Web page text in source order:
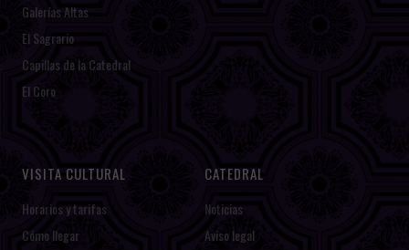
Galerías Altas
El Sagrario
Capillas de la Catedral
El Coro
VISITA CULTURAL
Horarios y tarifas
Cómo llegar
CATEDRAL
Noticias
Aviso legal